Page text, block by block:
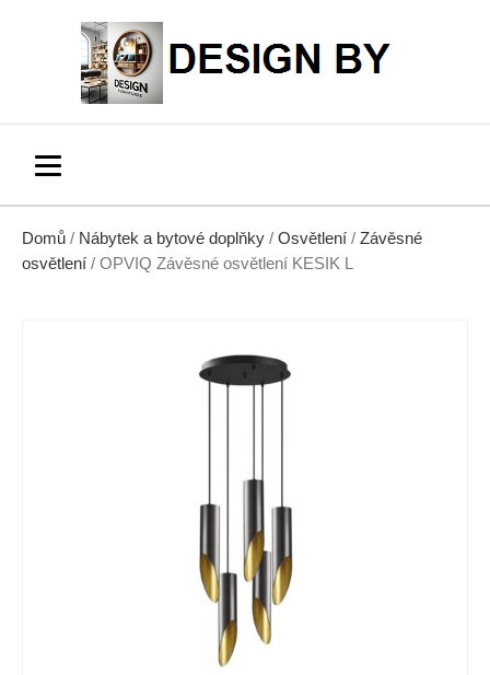
Domů / Nábytek a bytové doplňky / Osvětlení / Závěsné
osvětlení / OPVIQ Závěsné osvětlení KESIK L